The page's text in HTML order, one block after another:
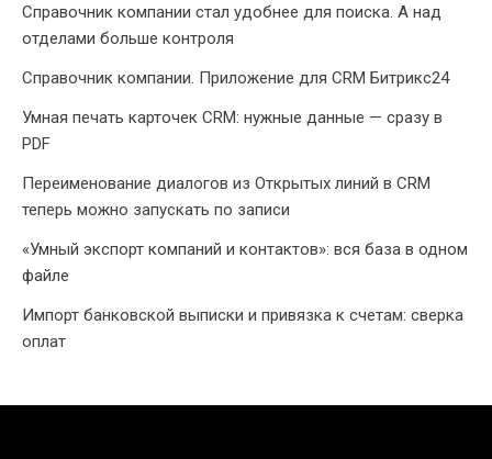
Справочник компании стал удобнее для поиска. А над
отделами больше контроля
Справочник компании. Приложение для CRM Битрикс24
Умная печать карточек CRM: нужные данные — сразу в
PDF
Переименование диалогов из Открытых линий в CRM
теперь можно запускать по записи
«Умный экспорт компаний и контактов»: вся база в одном
файле
Импорт банковской выписки и привязка к счетам: сверка
оплат